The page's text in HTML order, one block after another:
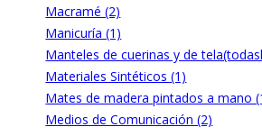
Macramé (2)
Manicuría (1)
Manteles de cuerinas y de
Materiales Sintéticos (1)
Mates de madera pintados a mano
Medios de Comunicación (2)